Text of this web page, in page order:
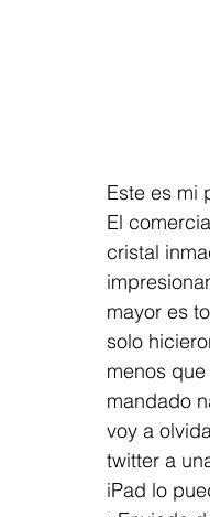
Este es mi
El
cristal
mayor es
solo
menos
mandado
voy a
twitter a
iPad lo